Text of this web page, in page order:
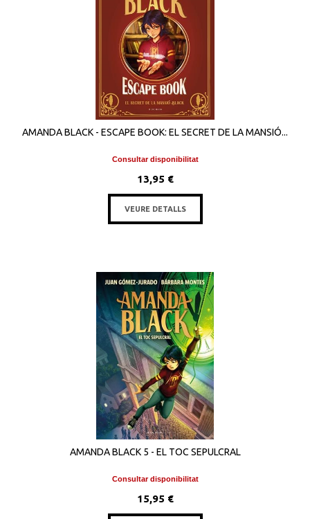
AMANDA BLACK - ESCAPE BOOK: EL SECRET DE LA MANSIÓ...
Consultar disponibilitat
13,95 €
VEURE DETALLS
AMANDA BLACK 5 - EL TOC SEPULCRAL
Consultar disponibilitat
15,95 €